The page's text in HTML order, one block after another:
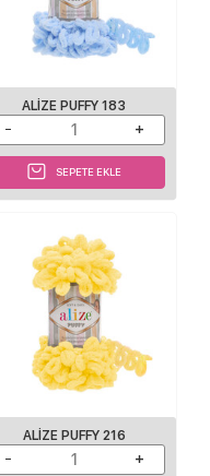
ALIZE PUFFY 183
SEPETE EKLE
ALIZE PUFFY 216